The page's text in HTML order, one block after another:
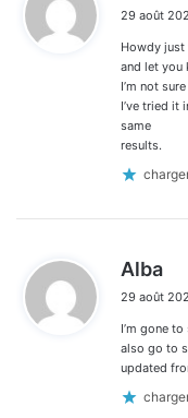
t
:
29 août
Howdy just
and let you
I’m not
I’ve tried
same
results.
Alba
t
29 août
I’m gone
also go to
updated